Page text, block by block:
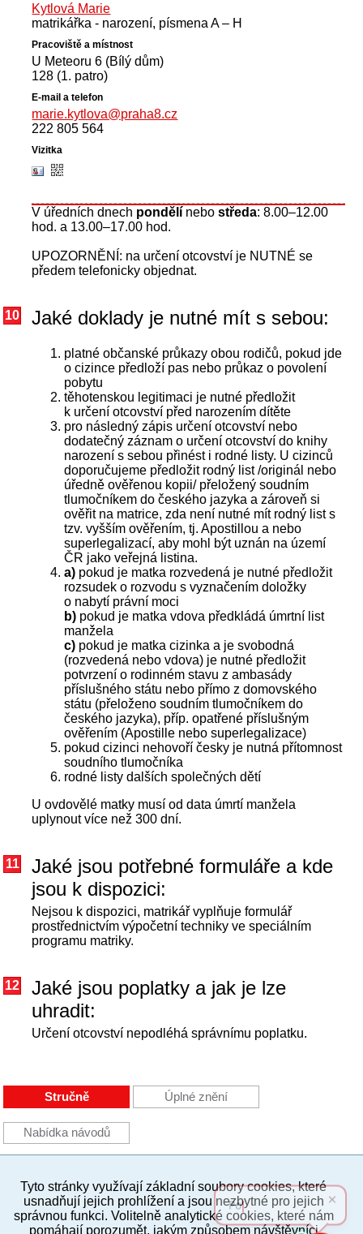
Kytlová Marie
matrikářka - narození, písmena A – H
U Meteoru 6 (Bílý dům)
128 (1. patro)
marie.kytlova@praha8.cz
222 805 564
V úředních dnech pondělí nebostředa: 8.00–12.00
hod. a 13.00–17.00 hod.
UPOZORNĚNÍ: na určení otcovství je NUTNÉ se
předem telefonicky objednat.
10 Jaké doklady je nutné mít s sebou:
platné občanské průkazy obou rodičů, pokud jde
o cizince předloží pas nebo průkaz o povolení
pobytu
těhotenskou legitimaci je nutné předložit
k určení otcovství před narozením dítěte
pro následný zápis určení otcovství nebo
dodatečný záznam o určení otcovství do knihy
narození s sebou přinést i rodné listy. U cizinců
doporučujeme předložit rodný list /originál nebo
úředně ověřenou kopii/ přeložený soudním
tlumočníkem do českého jazyka a zároveň si
ověřit na matrice, zda není nutné mít rodný list s
tzv. vyšším ověřením, tj. Apostillou a nebo
superlegalizací, aby mohl být uznán na území
ČR jako veřejná listina.
a) pokud je matka rozvedená je nutné předložit
rozsudek o rozvodu s vyznačením doložky
o nabytí právní moci
b) pokud je matka vdova předkládá úmrtní list
manžela
c) pokud je matka cizinka a je svobodná
(rozvedená nebo vdova) je nutné předložit
potvrzení o rodinném stavu z ambasády
příslušného státu nebo přímo z domovského
státu (přeloženo soudním tlumočníkem do
českého jazyka), příp. opatřené příslušným
ověřením (Apostille nebo superlegalizace)
pokud cizinci nehovoří česky je nutná přítomnost
soudního tlumočníka
rodné listy dalších společných dětí
U ovdovělé matky musí od data úmrtí manžela
uplynout více než 300 dní.
11
Jaké jsou potřebné formuláře a kde
jsou k dispozici:
Nejsou k dispozici, matrikář vyplňuje formulář
prostřednictvím výpočetní techniky ve speciálním
programu matriky.
12
Jaké jsou poplatky a jak je lze
uhradit:
Určení otcovství nepodléhá správnímu poplatku.
Stručně Úplné znění
Nabídka návodů
PC verze ENG
Tyto stránky využívají základní soubory cookies, které
usnadňují jejich prohlížení a jsou nezbytné pro jejich
správnou funkci. Volitelně analytické cookies, které nám
pomáhají porozumět, jakým způsobem návštěvníci